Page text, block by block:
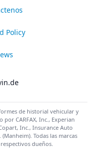
Policy
de historial vehicular y
CARFAX, Inc., Experian
Inc., Insurance Auto
Todas las marcas
dueños.